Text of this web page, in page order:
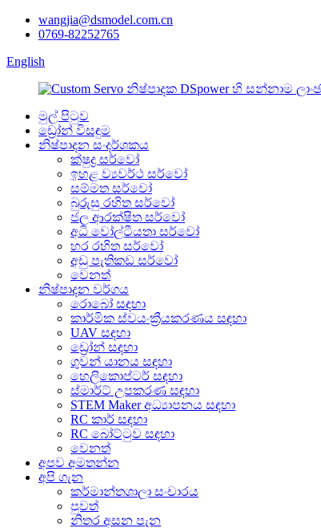
wangjia@dsmodel.com.cn
0769-82252765
English
මුල් පිටුව
ඩ්‍රෝන් විසඳුම
නිෂ්පාදන සංදර්ශකය
ක්ෂුද්‍ර සර්වෝ
ඉහළ ව්‍යවර්ථ සර්වෝ
සම්මත සර්වෝ
බුරුසු රහිත සර්වෝ
ජල ආරක්ෂිත සර්වෝ
අධි වෝල්ටීයතා සර්වෝ
හර රහිත සර්වෝ
අඩු පැතිකඩ සර්වෝ
වෙනත්
නිෂ්පාදන වර්ගය
රොබෝ සඳහා
කාර්මික ස්වයංක්‍රීයකරණය සඳහා
UAV සඳහා
ඩ්‍රෝන් සඳහා
ගුවන් යානය සඳහා
හෙලිකොප්ටර් සඳහා
ස්මාර්ට් උපකරණ සඳහා
STEM Maker අධ්‍යාපනය සඳහා
RC කාර් සඳහා
RC බෝට්ටුව සඳහා
වෙනත්
අපව අමතන්න
අපි ගැන
කර්මාන්තශාලා සංචාරය
පුවත්
නිතර අසන පැන